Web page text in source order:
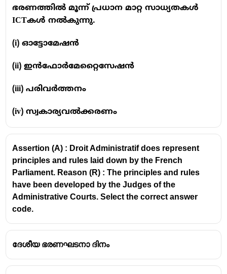
to 263) യൂണിയനും സംസ്ഥാനങ്ങളും തമ്മിലുള്ള
നിയമനിർമ്മാണപരവും ഭരണപരവുമായ
308 to 323) യൂണിയന്റെയും
സേവനങ്ങളുമായി ബന്ധപ്പെട്ട
കമ്മീഷനുകളെക്കുറിച്ചും പ്രതിപാദിക്കുന്നു.
ഇന്ത്യൻ ഭരണഘടനയുടെ ഭാഗം XVI (Articles
ആംഗ്ലോ-ഇന്ത്യൻ സമൂഹം തുടങ്ങിയ ചില
വിഭാഗങ്ങളുമായി ബന്ധപ്പെട്ട പ്രത്യേക
വ്യവസ്ഥകളെക്കുറിച്ച് പ്രതിപാദിക്കുന്നു.
ഭരണത്തിൽ മൂന്ന് പ്രധാന മാറ്റ സാധ്യതകൾ
ICTകൾ നൽകുന്നു.
(i) ഓട്ടോമേഷൻ
(ii) ഇൻഫോർമേറ്റൈസേഷൻ
(iii) പരിവർത്തനം
(iv) സ്വകാര്യവൽക്കരണം
Assertion (A) : Droit Administratif does represent
principles and rules laid down by the French
Parliament. Reason (R) : The principles and rules
have been developed by the Judges of the
Administrative Courts. Select the correct answer
code.
ദേശീയ ഭരണഘടനാ ദിനം